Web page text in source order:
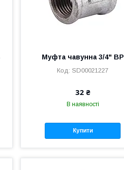
Муфта чавунна 3/4" ВР
SD00021227
32 ₴
В наявності
Купити